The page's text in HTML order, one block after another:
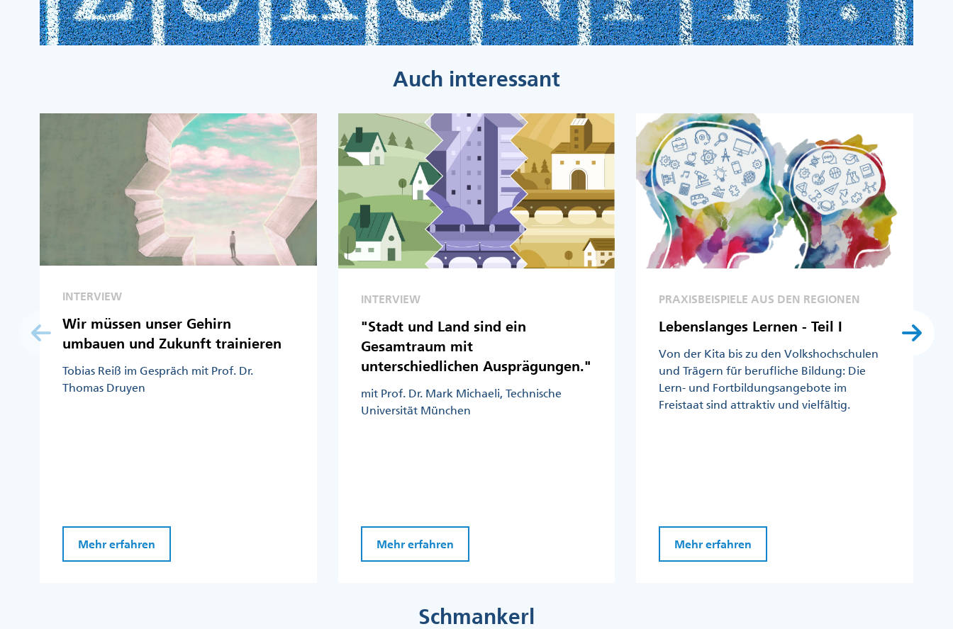
Auch interessant
INTERVIEW
Wir müssen unser Gehirn
umbauen und Zukunft trainieren
Tobias Reiß im Gespräch mit Prof. Dr.
Thomas Druyen
Mehr erfahren
INTERVIEW
"Stadt und Land sind ein
Gesamtraum mit
unterschiedlichen Ausprägungen."
mit Prof. Dr. Mark Michaeli, Technische
Universität München
Mehr erfahren
PRAXISBEISPIELE AUS DEN REGIONEN
Lebenslanges Lernen - Teil I
Von der Kita bis zu den Volkshochschulen
und Trägern für berufliche Bildung: Die
Lern- und Fortbildungsangebote im
Freistaat sind attraktiv und vielfältig.
Mehr erfahren
Schmankerl